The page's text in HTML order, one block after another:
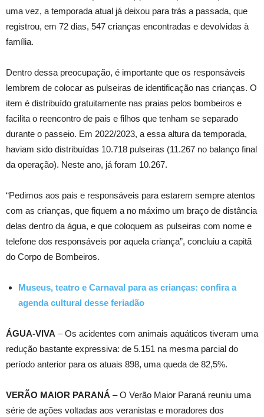
uma vez, a temporada atual já deixou para trás a passada, que
registrou, em 72 dias, 547 crianças encontradas e devolvidas à
família.
Dentro dessa preocupação, é importante que os responsáveis
lembrem de colocar as pulseiras de identificação nas crianças. O
item é distribuído gratuitamente nas praias pelos bombeiros e
facilita o reencontro de pais e filhos que tenham se separado
durante o passeio. Em 2022/2023, a essa altura da temporada,
haviam sido distribuídas 10.718 pulseiras (11.267 no balanço final
da operação). Neste ano, já foram 10.267.
“Pedimos aos pais e responsáveis para estarem sempre atentos
com as crianças, que fiquem a no máximo um braço de distância
delas dentro da água, e que coloquem as pulseiras com nome e
telefone dos responsáveis por aquela criança”, concluiu a capitã
do Corpo de Bombeiros.
Museus, teatro e Carnaval para as crianças: confira a
agenda cultural desse feriadão
ÁGUA-VIVA – Os acidentes com animais aquáticos tiveram uma
redução bastante expressiva: de 5.151 na mesma parcial do
período anterior para os atuais 898, uma queda de 82,5%.
VERÃO MAIOR PARANÁ – O Verão Maior Paraná reuniu uma
série de ações voltadas aos veranistas e moradores dos